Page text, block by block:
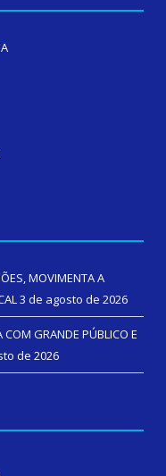
MOVIMENTA A
3 de agosto de 2026
COM GRANDE PÚBLICO E
de 2026